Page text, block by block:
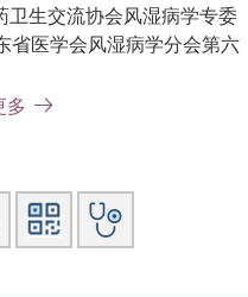
卫生交流协会风湿病学专委
省医学会风湿病学分会第六
广东省医疗行业协会风湿免
通讯作者SCI收录论著十余
著编写工作。作为研究者或
斑狼疮、类风湿关节炎、强
多